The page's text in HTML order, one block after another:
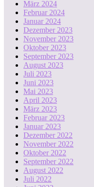
März 2024
Februar 2024
Januar 2024
Dezember 2023
November 2023
Oktober 2023
September 2023
August 2023
Juli 2023
Juni 2023
Mai 2023
April 2023
März 2023
Februar 2023
Januar 2023
Dezember 2022
November 2022
Oktober 2022
September 2022
August 2022
Juli 2022